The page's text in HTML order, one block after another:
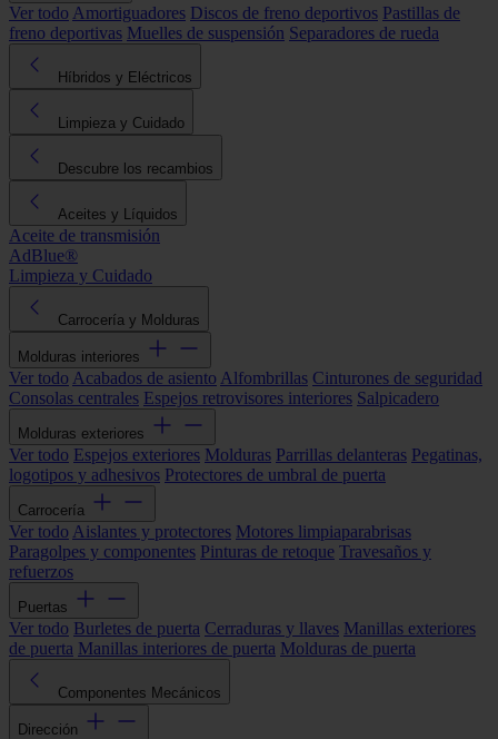
Ver todo Amortiguadores Discos de freno deportivos Pastillas de
freno deportivas Muelles de suspensión Separadores de rueda
Híbridos y Eléctricos
Limpieza y Cuidado
Descubre los recambios
Aceites y Líquidos
Aceite de transmisión
AdBlue®
Limpieza y Cuidado
Carrocería y Molduras
Molduras interiores
Ver todo Acabados de asiento Alfombrillas Cinturones de seguridad
Consolas centrales Espejos retrovisores interiores Salpicadero
Molduras exteriores
Ver todo Espejos exteriores Molduras Parrillas delanteras Pegatinas,
logotipos y adhesivos Protectores de umbral de puerta
Carrocería
Ver todo Aislantes y protectores Motores limpiaparabrisas
Paragolpes y componentes Pinturas de retoque Travesaños y
refuerzos
Puertas
Ver todo Burletes de puerta Cerraduras y llaves Manillas exteriores
de puerta Manillas interiores de puerta Molduras de puerta
Componentes Mecánicos
Dirección